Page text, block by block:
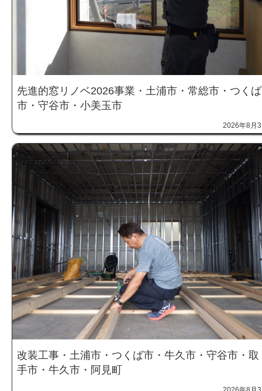
先進的窓リノベ2026事業・土浦市・常総市・つくば
市・守谷市・小美玉市
2026年8月
改装工事・土浦市・つくば市・牛久市・守谷市・取
手市・牛久市・阿見町